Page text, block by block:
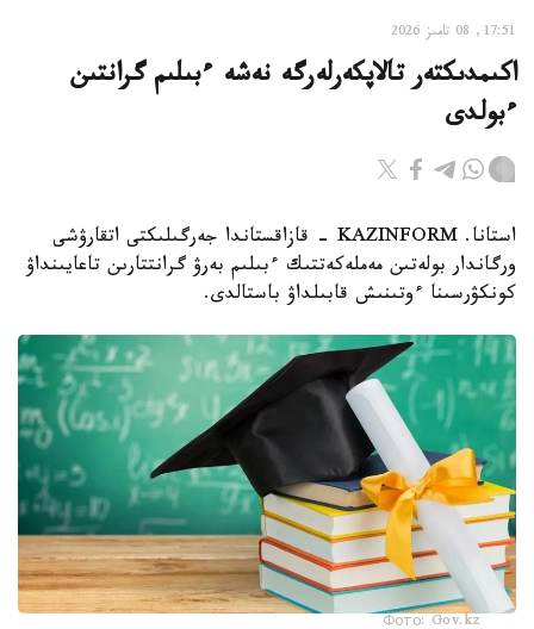
17:51, 08 تامىز 2026
اكىمدىكتەر تالاپكەرلەرگە نەشە ءبىلىم گرانتىن
ءبولدى
استانا. KAZINFORM - قازاقستاندا جەرگىلىكتى اتقارۋشى
ورگاندار بولەتىن مەملەكەتتىك ءبىلىم بەرۋ گرانتتارىن تاعايىنداۋ
كونكۋرسىنا ءوتىنىش قابىلداۋ باستالدى.
Фото: Gov.kz